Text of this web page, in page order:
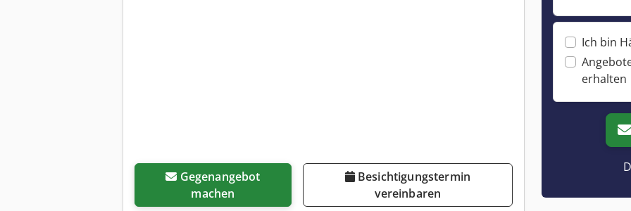
machen
Besichtigungstermin
vereinbaren
Ich bin
erhalten